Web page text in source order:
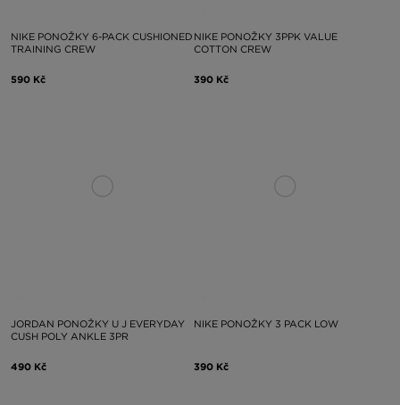
NIKE PONOŽKY 6-PACK CUSHIONED
TRAINING CREW
590 Kč
NIKE PONOŽKY 3PPK VALUE
COTTON CREW
390 Kč
JORDAN PONOŽKY U J EVERYDAY
CUSH POLY ANKLE 3PR
490 Kč
NIKE PONOŽKY 3 PACK LOW
390 Kč